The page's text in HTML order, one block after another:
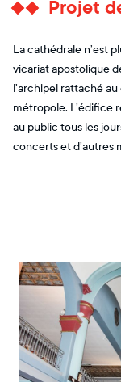
Projet
La cathédrale n’est
vicariat apostolique
l’archipel rattaché
métropole. L’édifice
au public tous les
concerts et d’autres